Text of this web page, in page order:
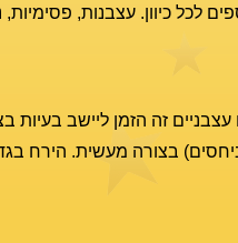
לכל כיוון. עצבנות,
זה הזמן ליישב בעיות
בצורה מעשית. הירח